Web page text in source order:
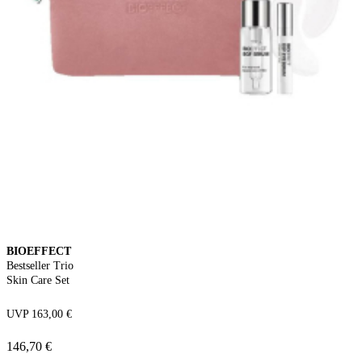
BIOEFFECT
Bestseller Trio
Skin Care Set
UVP 163,00 €
146,70 €